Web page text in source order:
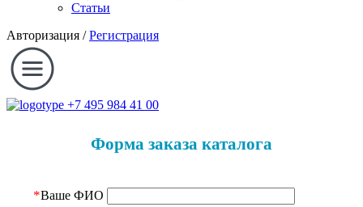
Статьи
Авторизация /Регистрация
+7 495 984 41 00
Форма заказа каталога
*Ваше ФИО